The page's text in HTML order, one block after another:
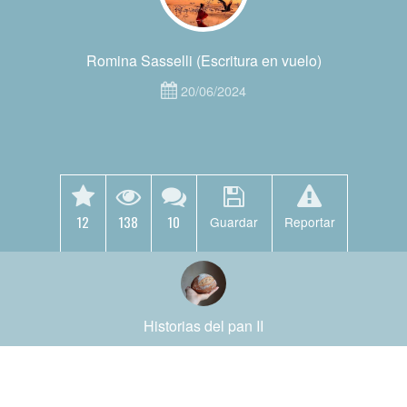
Romina Sasselli (Escritura en vuelo)
20/06/2024
12 138 10 Guardar Reportar
Historias del pan II